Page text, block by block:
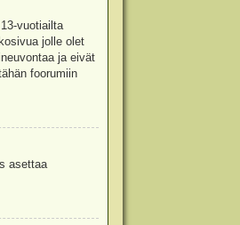
vuotiailta
jolle olet
ja eivät
foorumiin
asettaa